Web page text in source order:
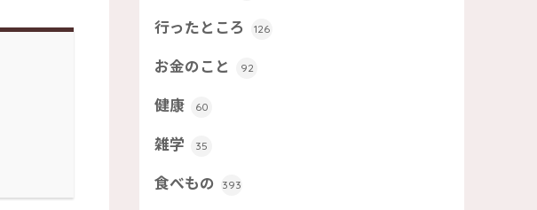
行ったところ 126
お金のこと 92
健康 60
雑学 35
食べもの 393